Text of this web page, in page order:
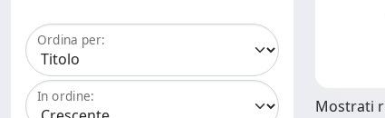
Ordina per:
In ordine:
Mostrati